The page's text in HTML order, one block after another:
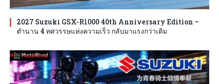
2027 Suzuki GSX-R1000 40th Anniversary Edition –
ตำนาน 4 ทศวรรษแห่งความเร็ว กลับมาแรงกว่าเดิม